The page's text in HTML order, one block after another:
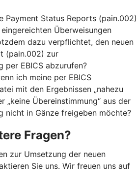
Payment Status Reports (pain.002)
Überweisungen
dazu verpflichtet, den neuen
(pain.002) zur
per EBICS abzurufen?
ich meine per EBICS
mit den Ergebnissen „nahezu
„keine Übereinstimmung“ aus der
nicht in Gänze freigeben möchte?
Fragen?
zur Umsetzung der neuen
Sie uns. Wir freuen uns auf